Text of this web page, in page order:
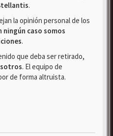
.
la opinión personal de los
ningún caso somos
.
que deba ser retirado,
. El equipo de
de forma altruista.